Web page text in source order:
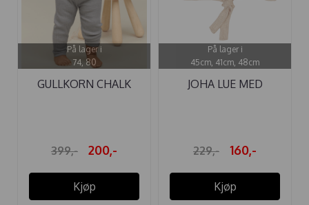
På lager i
74, 80
GULLKORN CHALK
399,- 200,-
Kjøp
På lager i
45cm, 41cm, 48cm
JOHA LUE MED
229,- 160,-
Kjøp